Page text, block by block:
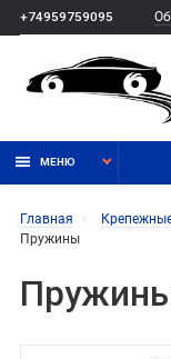
+74959759095
МЕНЮ
Главная
Пружины